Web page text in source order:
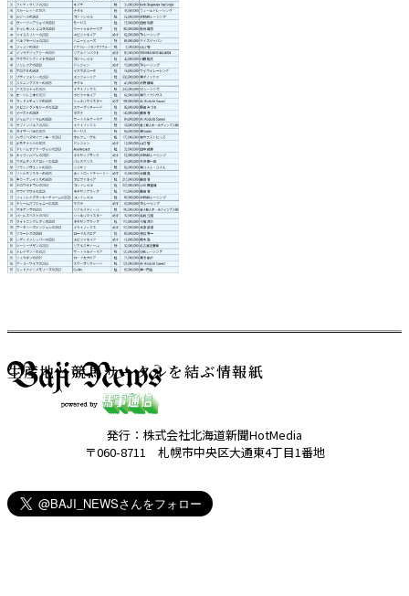
生産地と競馬サークルを結ぶ情報紙
発行：株式会社北海道新聞HotMedia
〒060-8711 札幌市中央区大通東4丁目1番地